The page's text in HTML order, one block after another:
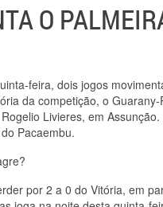
O
feira, dois jogos
da competição, o
Livieres, em
Pacaembu.
por 2 a 0 do Vitória, em